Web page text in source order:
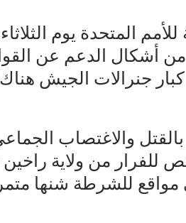
المتحدة يوم
من أشكال الدعم عن
جنرالات الجيش
والاغتصاب
730 ألف شخص للفرار من ولاية
مواقع للشرطة شنها